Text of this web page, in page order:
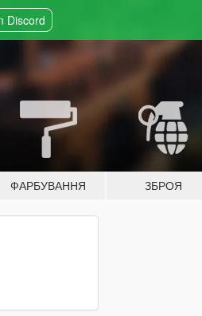
Discord
ФАРБУВАННЯ ЗБРОЯ